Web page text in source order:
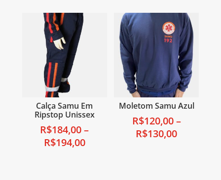
Calça Samu Em
Ripstop Unissex
R$184,00–
R$194,00
Moletom Samu Azul
R$120,00–
R$130,00